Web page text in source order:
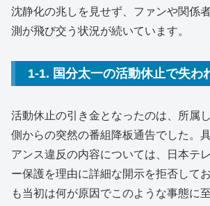
沈静化の兆しを見せず、ファンや関係
測が飛び交う状況が続いています。
1-1. 国分太一の活動休止で失わ
活動休止の引き金となったのは、所属
側からの突然の番組降板通告でした。
アンス違反の内容については、日本テ
ー保護を理由に詳細な開示を拒否して
も当初は何が原因でこのような事態に